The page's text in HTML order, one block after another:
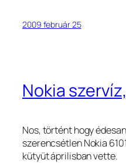
2009 február 25
Nokia
Nos, történt hogy
szerencsétlen Nokia
kütyüt áprilisban vette.